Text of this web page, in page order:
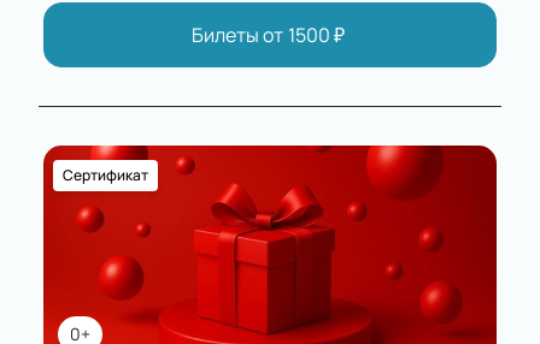
Билеты от 1500₽
0+
Сертификат